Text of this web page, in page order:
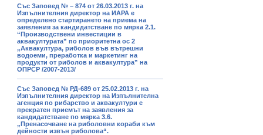
Със Заповед № – 874 от 26.03.2013 г. на
Изпълнителния директор на ИАРА е
определено стартирането на приема на
заявления за кандидатстване по мярка 2.1.
“Производствени инвестиции в
аквакултурата” по приоритетна ос 2
„Аквакултура, риболов във вътрешни
водоеми, преработка и маркетинг на
продукти от риболов и аквакултура” на
ОПРСР /2007-2013/
Със Заповед № РД-689 от 25.02.2013 г. на
Изпълнителния директор на Изпълнителна
агенция по рибарство и аквакултури е
прекратен приемът на заявления за
кандидатстване по мярка 3.6.
„Пренасочване на риболовни кораби към
дейности извън риболова“.